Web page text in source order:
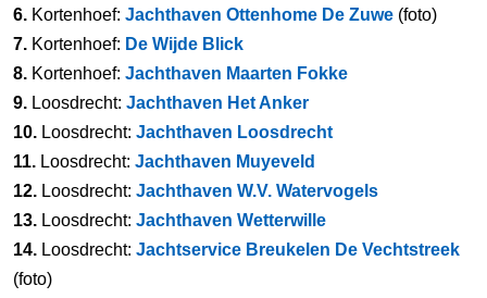
6. Kortenhoef: Jachthaven Ottenhome De Zuwe (foto)
7. Kortenhoef: De Wijde Blick
8. Kortenhoef: Jachthaven Maarten Fokke
9. Loosdrecht: Jachthaven Het Anker
10. Loosdrecht: Jachthaven Loosdrecht
11. Loosdrecht: Jachthaven Muyeveld
12. Loosdrecht: Jachthaven W.V. Watervogels
13. Loosdrecht: Jachthaven Wetterwille
14. Loosdrecht: Jachtservice Breukelen De Vechtstreek
(foto)